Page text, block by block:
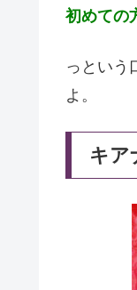
初めての
っという
よ。
キア